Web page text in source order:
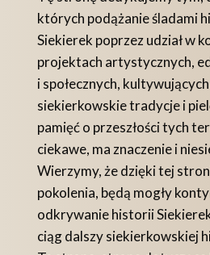
których podążanie śladami
Siekierek poprzez udział w
projektach artystycznych,
i społecznych, kultywujących
siekierkowskie tradycje i
pamięć o przeszłości tych
ciekawe, ma znaczenie i
Wierzymy, że dzięki tej
pokolenia, będą mogły
odkrywanie historii
ciąg dalszy siekierkowskiej